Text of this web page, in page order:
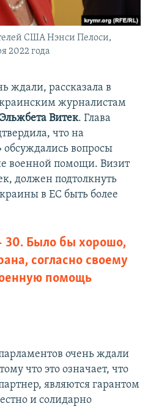
США Нэнси Пелоси,
2022 года
ждали, рассказала в
журналистам
Эльжбета Витек. Глава
что на
вопросы
военной помощи. Визит
должен подтолкнуть
в ЕС быть более
30. Было бы хорошо,
согласно своему
помощь
очень ждали
что это означает, что
являются гарантом
и солидарно